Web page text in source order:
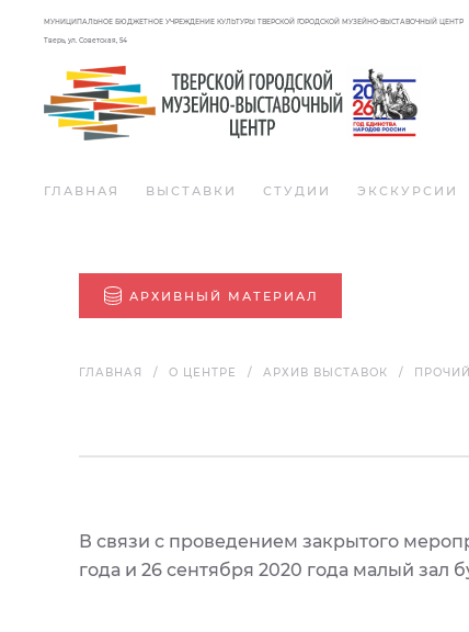
МУНИЦИПАЛЬНОЕ БЮДЖЕТНОЕ УЧРЕЖДЕНИЕ КУЛЬТУРЫ ТВЕРСКОЙ ГОРОДСКОЙ МУЗЕЙНО-ВЫСТАВОЧНЫЙ ЦЕНТР
Тверь, ул. Советская, 54
ГЛАВНАЯ ВЫСТАВКИ СТУДИИ ЭКСКУРСИИ
АРХИВНЫЙ МАТЕРИАЛ
ГЛАВНАЯ О ЦЕНТРЕ АРХИВ ВЫСТАВОК
В связи с проведением закрытого
года и 26 сентября 2020 года малый зал